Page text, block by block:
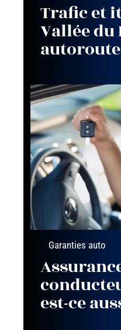
Trafic et
Vallée du
Garanties auto
est-ce